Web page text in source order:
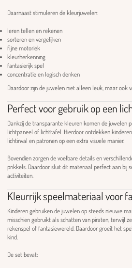
Daarnaast stimuleren de kleurjuwelen:
leren tellen en rekenen
sorteren en vergelijken
fijne motoriek
kleurherkenning
fantasierijk spel
concentratie en logisch denken
Daardoor zijn de juwelen niet alleen leuk, maar ook
Perfect voor gebruik op een
Dankzij de transparante kleuren komen de juwelen
lichtpaneel of lichttafel. Hierdoor ontdekken
lichtinval en patronen op een extra visuele manier.
Bovendien zorgen de voelbare details en
prikkels. Daardoor sluit dit materiaal perfect aan bij
activiteiten.
Kleurrijk speelmateriaal voor
Kinderen gebruiken de juwelen op steeds nieuwe
misschien gebruikt als schatten van piraten, terwijl
rekenspel of fantasiewereld. Daardoor groeit het
kind.
De set bevat: